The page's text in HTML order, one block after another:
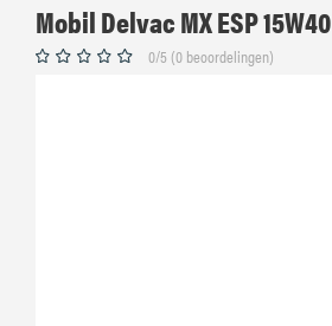
Mobil Delvac MX ESP 15W40
0/5 (0 beoordelingen)